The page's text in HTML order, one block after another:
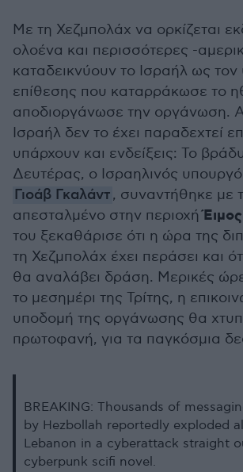
Με τη Χεζμπολάχ να ορκίζεται
ολοένα και περισσότερες -
καταδεικνύουν το Ισραήλ ως
επίθεσης που καταρράκωσε το
αποδιοργάνωσε την οργάνωση.
Ισραήλ δεν το έχει παραδεχτεί
υπάρχουν και ενδείξεις: Το
Δευτέρας, ο Ισραηλινός
Γιοάβ Γκαλάντ, συναντήθηκε με
απεσταλμένο στην περιοχή
του ξεκαθάρισε ότι η ώρα της
τη Χεζμπολάχ έχει περάσει και
θα αναλάβει δράση. Μερικές
το μεσημέρι της Τρίτης, η
υποδομή της οργάνωσης θα
πρωτοφανή, για τα παγκόσμια
BREAKING: Thousands of
by Hezbollah reportedly exploded
Lebanon in a cyberattack straight
cyberpunk scifi novel.